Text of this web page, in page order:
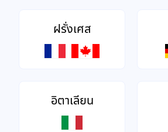
ฝรั่งเศส
อิตาเลียน